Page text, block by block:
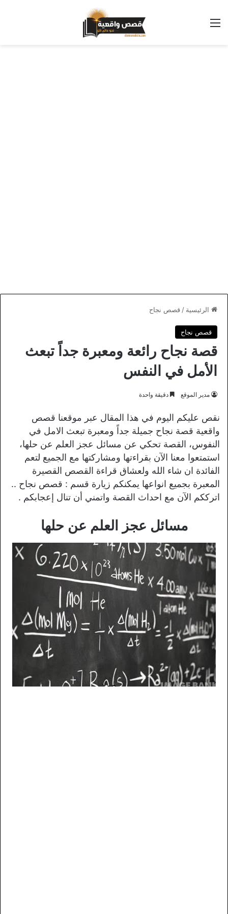
القائمة
الرئيسية / قصص نجاح
قصص نجاح
قصة نجاح رائعة ومعبرة جداً تبعث
الأمل في النفس
مدير الموقع دقيقة واحدة
نقص عليكم اليوم في هذا المقال عبر موقعنا قصص
واقعية قصة نجاح جميلة جداً ومعبرة تبعث الامل في
النفوس، القصة تحكي عن مسائل عجز العلم عن حلها،
استمتعوا معنا الآن بقراءتها ومشاركتها مع الجميع لتعم
الفائدة ان شاء الله ولعشاق قراءة القصص القصيرة
المعبرة بجميع انواعها يمكنكم زيارة قسم : قصص نجاح ..
اترككم الآن مع احداث القصة واتمني أن تنال إعجابكم .
مسائل عجز العلم عن حلها